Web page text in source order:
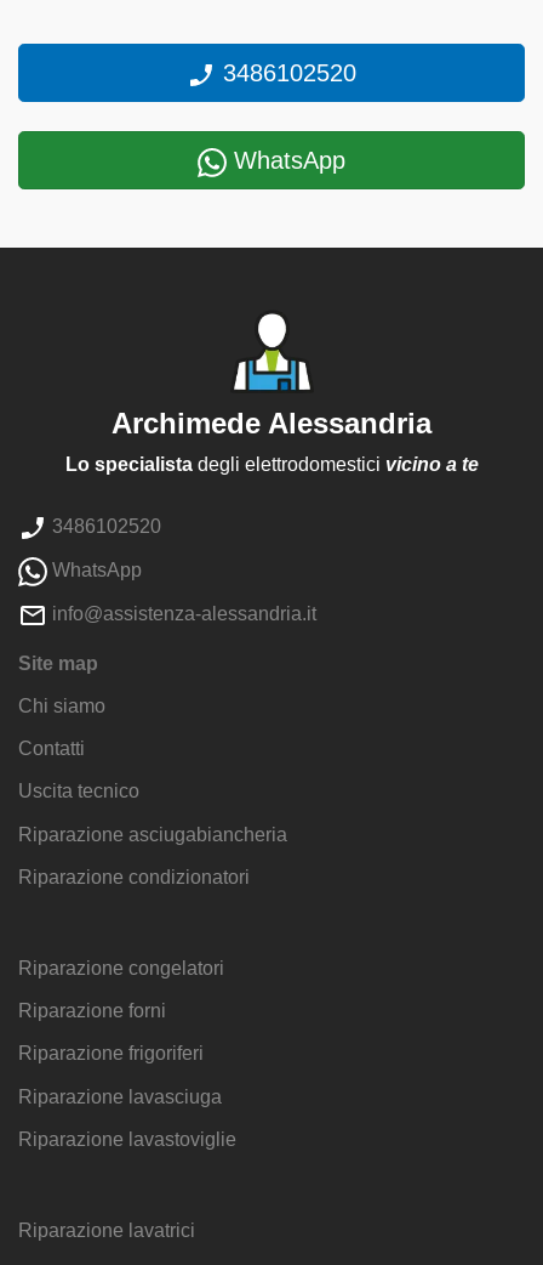
3486102520
WhatsApp
Archimede Alessandria
Lo specialistadegli elettrodomestici vicino a te
3486102520
WhatsApp
info@assistenza-alessandria.it
Site map
Chi siamo
Contatti
Uscita tecnico
Riparazione asciugabiancheria
Riparazione condizionatori
Riparazione congelatori
Riparazione forni
Riparazione frigoriferi
Riparazione lavasciuga
Riparazione lavastoviglie
Riparazione lavatrici